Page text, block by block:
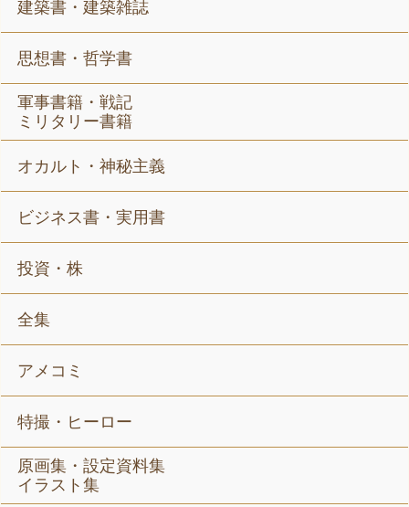
建築書・建築雑誌
思想書・哲学書
軍事書籍・戦記
ミリタリー書籍
オカルト・神秘主義
ビジネス書・実用書
投資・株
全集
アメコミ
特撮・ヒーロー
原画集・設定資料集
イラスト集